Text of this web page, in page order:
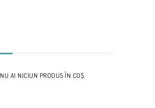
NU AI NICIUN PRODUS ÎN COȘ.